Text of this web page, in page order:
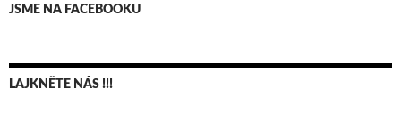
JSME NA FACEBOOKU
LAJKNĚTE NÁS !!!